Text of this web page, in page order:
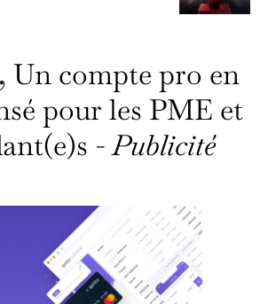
Un compte pro en
pour les PME et
-Publicité